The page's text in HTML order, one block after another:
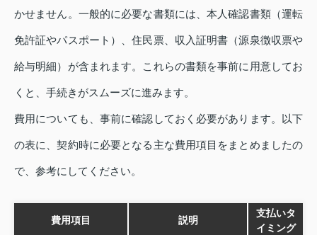
かせません。一般的に必要な書類には、本人確認書類（運転
免許証やパスポート）、住民票、収入証明書（源泉徴収票や
給与明細）が含まれます。これらの書類を事前に用意してお
くと、手続きがスムーズに進みます。
費用についても、事前に確認しておく必要があります。以下
の表に、契約時に必要となる主な費用項目をまとめましたの
で、参考にしてください。
費用項目 説明
支払いタ
イミング